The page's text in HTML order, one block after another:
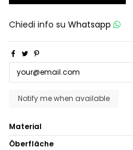
Chiedi info su Whatsapp
Material
Öberfläche